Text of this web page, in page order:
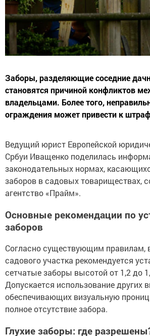
Заборы, разделяющие соседние
становятся причиной конфликтов
владельцами. Более того,
ограждения может привести к
Ведущий юрист Европейской
Србуи Иващенко поделилась
законодательных нормах,
заборов в садовых товариществах,
агентство «Прайм».
Основные рекомендации по
заборов
Согласно существующим правилам,
садового участка рекомендуется
сетчатые заборы высотой от 1,2 до
Допускается использование других
обеспечивающих визуальную
полное отсутствие забора.
Глухие заборы: где